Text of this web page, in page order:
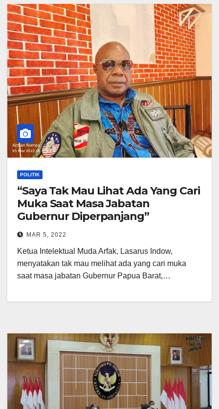
POLITIK
“Saya Tak Mau Lihat Ada Yang Cari
Muka Saat Masa Jabatan
Gubernur Diperpanjang”
MAR 5, 2022
Ketua Intelektual Muda Arfak, Lasarus Indow,
menyatakan tak mau melihat ada yang cari muka
saat masa jabatan Gubernur Papua Barat,…